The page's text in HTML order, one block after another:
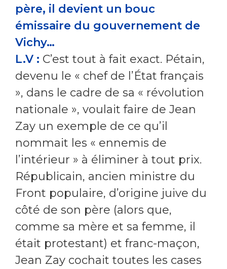
père, il devient un bouc
émissaire du gouvernement de
Vichy…
L.V : C’est tout à fait exact. Pétain,
devenu le « chef de l’État français
», dans le cadre de sa « révolution
nationale », voulait faire de Jean
Zay un exemple de ce qu’il
nommait les « ennemis de
l’intérieur » à éliminer à tout prix.
Républicain, ancien ministre du
Front populaire, d’origine juive du
côté de son père (alors que,
comme sa mère et sa femme, il
était protestant) et franc-maçon,
Jean Zay cochait toutes les cases